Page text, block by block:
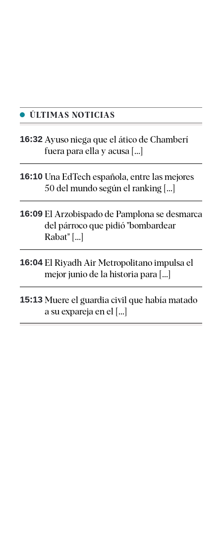
ÚLTIMAS NOTICIAS
16:32 Ayuso niega que el ático de Chamberí
fuera para ella y acusa [...]
16:10 Una EdTech española, entre las mejores
50 del mundo según el ranking [...]
16:09 El Arzobispado de Pamplona se desmarca
del párroco que pidió "bombardear
Rabat" [...]
16:04 El Riyadh Air Metropolitano impulsa el
mejor junio de la historia para [...]
15:13 Muere el guardia civil que había matado
a su expareja en el [...]